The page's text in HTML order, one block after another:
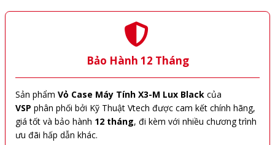
Bảo Hành 12 Tháng
Sản phẩm Vỏ Case Máy Tính X3-M Lux Black của
VSP phân phối bởi Kỹ Thuật Vtech được cam kết chính hãng,
giá tốt và bảo hành 12 tháng, đi kèm với nhiều chương trình
ưu đãi hấp dẫn khác.